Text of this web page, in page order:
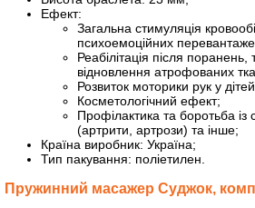
Ефект:
Загальна стимуляція
психоемоційних
Реабілітація після поранень,
відновлення атрофованих
Розвиток моторики рук у
Косметологічний ефект;
Профілактика та боротьба
(артрити, артрози) та інше;
Країна виробник: Україна;
Тип пакування: поліетилен.
Пружинний масажер Суджок,